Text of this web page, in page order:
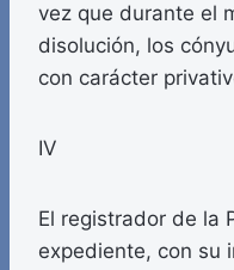
vez que durante el
disolución, los
con carácter
IV
El registrador de la
expediente, con su